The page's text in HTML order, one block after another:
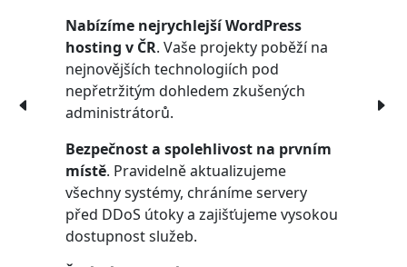
Nabízíme nejrychlejší WordPress
hosting v ČR. Vaše projekty poběží na
nejnovějších technologiích pod
nepřetržitým dohledem zkušených
administrátorů.
Bezpečnost a spolehlivost na prvním
místě. Pravidelně aktualizujeme
všechny systémy, chráníme servery
před DDoS útoky a zajišťujeme vysokou
dostupnost služeb.